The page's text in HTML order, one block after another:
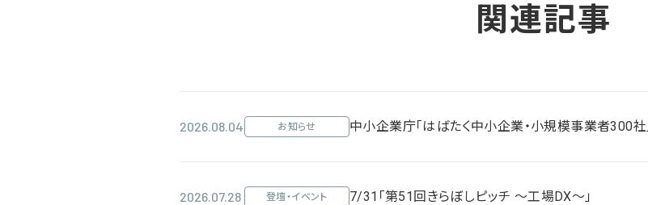
関連記事
2026.08.04 お知らせ 中小企業庁「はばたく中小企業・小規模事業者300社
2026.07.28 登壇・イベント 7/31「第51回きらぼしピッチ ～工場DX～」